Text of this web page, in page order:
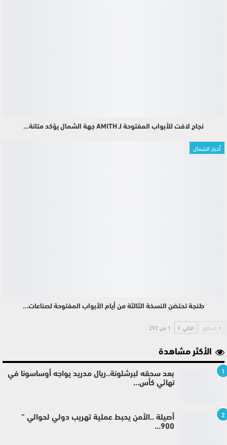
نجاح لافت للأبواب المفتوحة لـ AMITH جهة الشمال يؤكد متانة…
أخبار الشمال
طنجة تحتضن النسخة الثالثة من أيام الأبواب المفتوحة لصناعات…
السابق التالي 1 من 292
الأكثر مشاهدة
1
بعد سحقه لبرشلونة..ريال مدريد يواجه أوساسونا في
نهائي كأس…
2
أصيلة ..الأمن يحبط عملية تهريب دولي لحوالي ”
900…